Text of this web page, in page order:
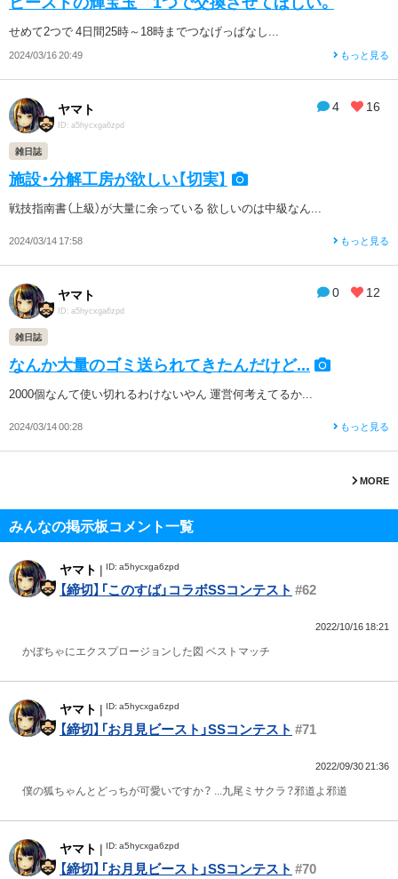
せめて2つで 4日間25時～18時までつなげっぱなし...
2024/03/16 20:49 もっと見る
4 16
ヤマト
ID: a5hycxga6zpd
雑日誌
施設・分解工房が欲しい【切実】
戦技指南書（上級）が大量に余っている 欲しいのは中級なん...
2024/03/14 17:58 もっと見る
0 12
ヤマト
ID: a5hycxga6zpd
雑日誌
なんか大量のゴミ送られてきたんだけど...
2000個なんて使い切れるわけないやん 運営何考えてるか...
2024/03/14 00:28 もっと見る
MORE
みんなの掲示板コメント一覧
ヤマト | ID: a5hycxga6zpd
【締切】「このすば」コラボSSコンテスト #62
2022/10/16 18:21
かぼちゃにエクスプロージョンした図 ベストマッチ
ヤマト | ID: a5hycxga6zpd
【締切】「お月見ビースト」SSコンテスト #71
2022/09/30 21:36
僕の狐ちゃんとどっちが可愛いですか？ ...九尾ミサクラ？邪道よ邪道
ヤマト | ID: a5hycxga6zpd
【締切】「お月見ビースト」SSコンテスト #70